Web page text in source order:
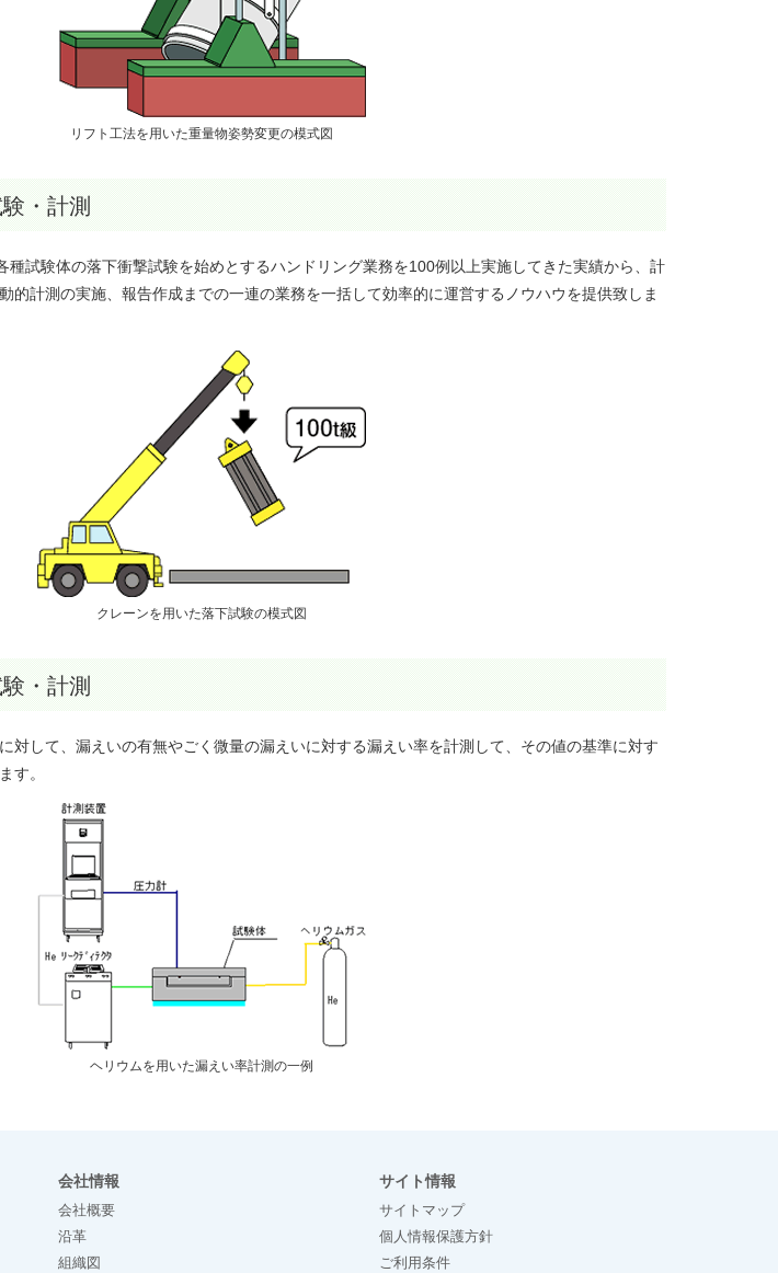
リフト工法を用いた重量物姿勢変更の模式図
・計測
種試験体の落下衝撃試験を始めとするハンドリング業務を100例以上実施してきた実績から、計
的計測の実施、報告作成までの一連の業務を一括して効率的に運営するノウハウを提供致しま
クレーンを用いた落下試験の模式図
・計測
対して、漏えいの有無やごく微量の漏えいに対する漏えい率を計測して、その値の基準に対す
す。
ヘリウムを用いた漏えい率計測の一例
会社情報
会社概要
沿革
組織図
サイト情報
サイトマップ
個人情報保護方針
ご利用条件